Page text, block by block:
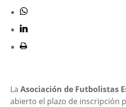
La Asociación de Futbolistas
abierto el plazo de inscripción